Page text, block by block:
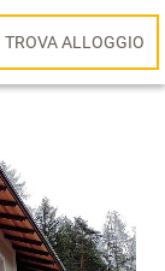
TROVA ALLOGGIO